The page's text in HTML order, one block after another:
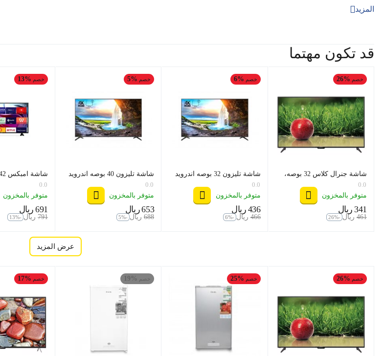
يوجد بها العديد من منافذ ال USB
يوجد بيها واى فاى
ضمان عامان
المزيد
قد تكون مهتما
خصم 26%
شاشة جنرال كلاس 32 بوصه،
موديل 32US6000
0.0
متوفر بالمخزون
ريال ‎‍341‍
ريال ‍461‍
-26%
خصم 6%
شاشة تليزون 32 بوصه اندرويد
موديل TZ32SF1
0.0
متوفر بالمخزون
ريال ‍436‍
ريال ‍466‍
-6%
خصم 5%
شاشة تليزون 40 بوصه اندرويد
14 موديل TZ40SF1
0.0
متوفر بالمخزون
ريال ‎‍653‍
ريال ‎‍688‍
-5%
خصم 13%
4k ,نظام اندرويد
0.0
متوفر بالمخزون
ريال ‎‍691‍
ريال ‎‍791‍
-13%
عرض المزيد
خصم 26% خصم 25% خصم 19% خصم 17%